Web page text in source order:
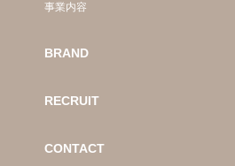
事業内容
BRAND
RECRUIT
CONTACT